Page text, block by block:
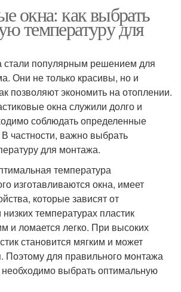
окна: как выбрать
температуру для
стали популярным решением для
Они не только красивы, но и
позволяют экономить на отоплении.
окна служили долго и
соблюдать определенные
частности, важно выбрать
для монтажа.
температура
изготавливаются окна, имеет
которые зависят от
температурах пластик
и ломается легко. При высоких
становится мягким и может
Поэтому для правильного монтажа
необходимо выбрать оптимальную